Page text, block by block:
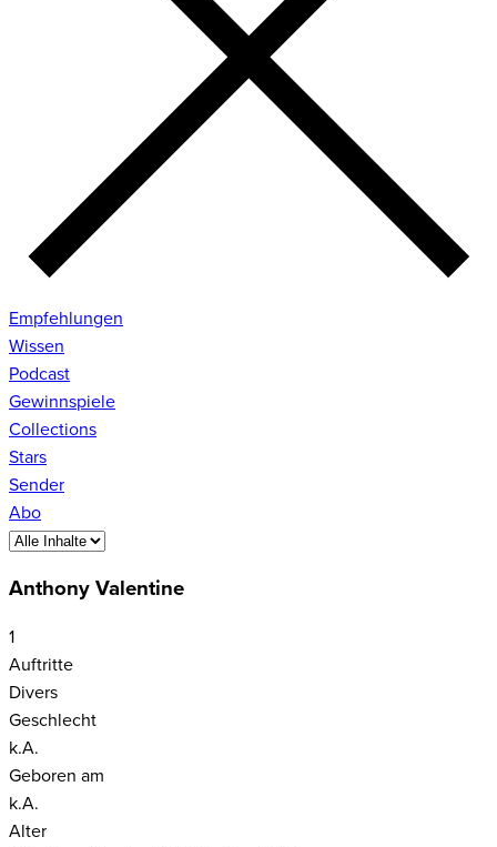
Empfehlungen
Wissen
Podcast
Gewinnspiele
Collections
Stars
Sender
Abo
Anthony Valentine
1
Auftritte
Divers
Geschlecht
k.A.
Geboren am
k.A.
Alter